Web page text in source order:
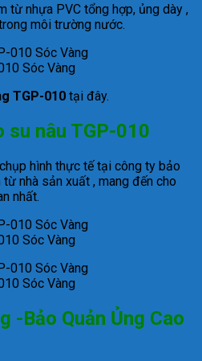
từ nhựa PVC tổng hợp, ủng dày ,
môi trường nước.
Sóc Vàng
TGP-010 tại đây.
su nâu TGP-010
hình thực tế tại công ty bảo
nhà sản xuất , mang đến cho
nhất.
Sóc Vàng
Sóc Vàng
-Bảo Quản Ủng Cao